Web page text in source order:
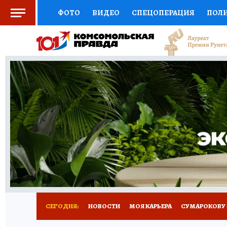
ФОТО ВИДЕО СПЕЦОПЕРАЦИЯ
СОЦПОДДЕРЖКА НАУКА АФИША
ВЫБОР ЭКСПЕРТОВ ДОКТОР
КНИЖНАЯ ПОЛКА ПРОГНОЗЫ НА СПОРТ
ПРЕСС-ЦЕНТР НЕДВИЖИМОСТЬ
РАДИО КП РЕКЛАМА ТЕСТЫ НОВОЕ
СЕГОДНЯ: НОВОСТИ МОЯ КАРЬЕРА СУМАРОКОВУ